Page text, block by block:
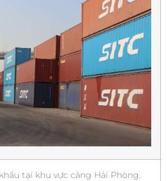
tại khu vực cảng Hải Phòng.